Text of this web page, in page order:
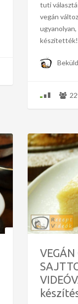
tuti
vegán
készítették!
VEGÁN